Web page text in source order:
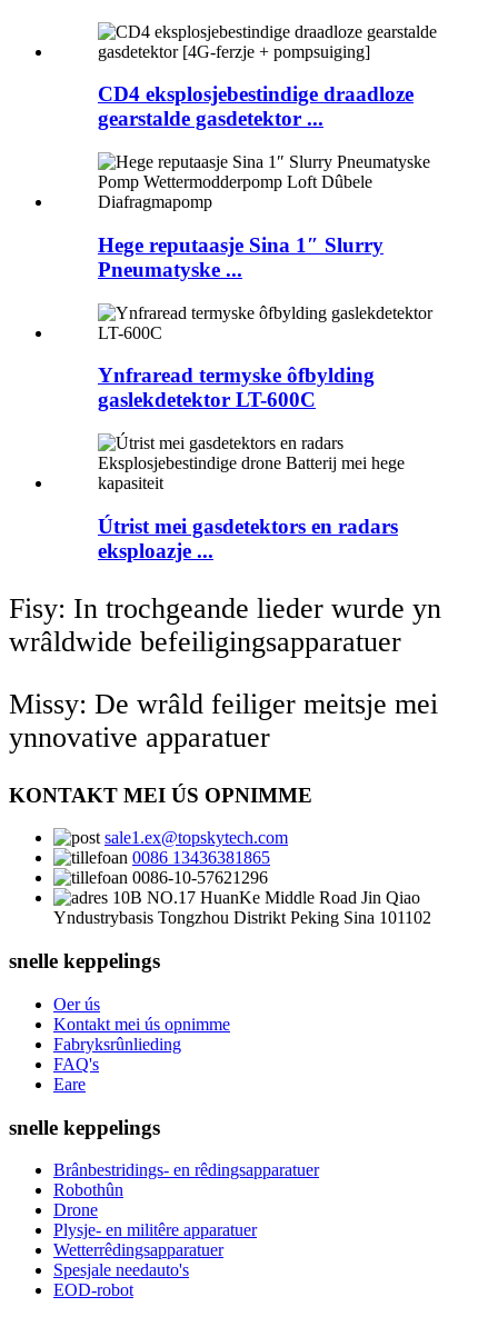
CD4 eksplosjebestindige draadloze
gearstalde gasdetektor ...
Hege reputaasje Sina 1″ Slurry
Pneumatyske ...
Ynfraread termyske ôfbylding
gaslekdetektor LT-600C
Útrist mei gasdetektors en radars
eksploazje ...
Fisy: In trochgeande lieder wurde yn
wrâldwide befeiligingsapparatuer
Missy: De wrâld feiliger meitsje mei
ynnovative apparatuer
KONTAKT MEI ÚS OPNIMME
sale1.ex@topskytech.com
0086 13436381865
0086-10-57621296
10B NO.17 HuanKe Middle Road Jin Qiao
Yndustrybasis Tongzhou Distrikt Peking Sina 101102
snelle keppelings
Oer ús
Kontakt mei ús opnimme
Fabryksrûnlieding
FAQ's
Eare
snelle keppelings
Brânbestridings- en rêdingsapparatuer
Robothûn
Drone
Plysje- en militêre apparatuer
Wetterrêdingsapparatuer
Spesjale needauto's
EOD-robot